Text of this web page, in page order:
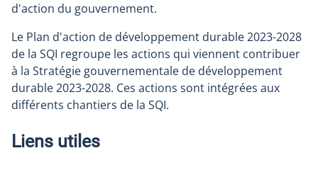
d'action du gouvernement.
Le Plan d'action de développement durable 2023-2028
de la SQI regroupe les actions qui viennent contribuer
à la Stratégie gouvernementale de développement
durable 2023-2028. Ces actions sont intégrées aux
différents chantiers de la SQI.
Liens utiles